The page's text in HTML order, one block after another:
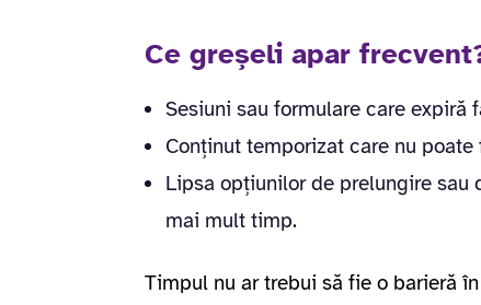
Ce greșeli apar
Sesiuni sau formulare care
Conținut temporizat care nu
Lipsa opțiunilor de prelungire sau
mai mult timp.
Timpul nu ar trebui să fie o barieră